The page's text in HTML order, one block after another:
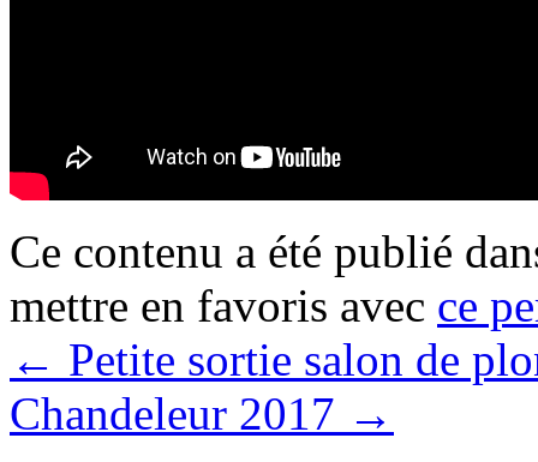
Ce contenu a été publié
mettre en favoris avec ce
← Petite sortie salon de
Chandeleur 2017 →